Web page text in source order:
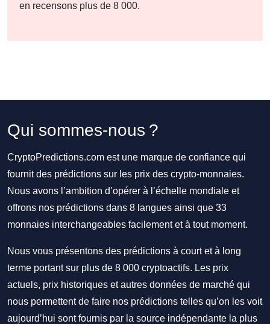
en recensons plus de 8 000.
Qui sommes-nous ?
CryptoPredictions.com est une marque de confiance qui
fournit des prédictions sur les prix des crypto-monnaies.
Nous avons l’ambition d’opérer à l’échelle mondiale et
offrons nos prédictions dans 8 langues ainsi que 33
monnaies interchangeables facilement et à tout moment.
Nous vous présentons des prédictions à court et à long
terme portant sur plus de 8 000 cryptoactifs. Les prix
actuels, prix historiques et autres données de marché qui
nous permettent de faire nos prédictions telles qu’on les voit
aujourd’hui sont fournis par la source indépendante la plus